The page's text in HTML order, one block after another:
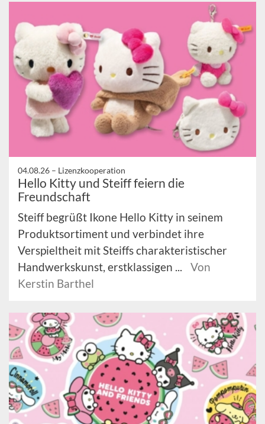
04.08.26 – Lizenzkooperation
Hello Kitty und Steiff feiern die
Freundschaft
Steiff begrüßt Ikone Hello Kitty in seinem
Produktsortiment und verbindet ihre
Verspieltheit mit Steiffs charakteristischer
Handwerkskunst, erstklassigen ...
Von
Kerstin Barthel